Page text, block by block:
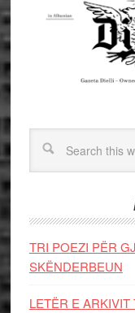
TRI POEZI PËR
SKËNDERBEUN
LETËR E